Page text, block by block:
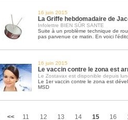
16 juin 2015
La Griffe hebdomadaire de
Infolettre BIEN SÛR SANTE
Suite à un problème technique de
pas parvenue ce matin. En voici
16 juin 2015
Le vaccin contre le zona est
Le Zostavax est disponible depuis
Le 1er vaccin contre le zona est
MSD
<< 11 12 13 14 15 16